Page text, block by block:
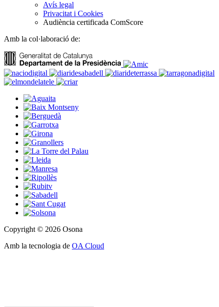
Avís legal
Privacitat i Cookies
Audiència certificada ComScore
Amb la col·laboració de:
Copyright © 2026 Osona
Amb la tecnologia de OA Cloud